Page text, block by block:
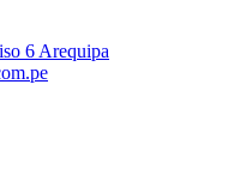
6 Arequipa